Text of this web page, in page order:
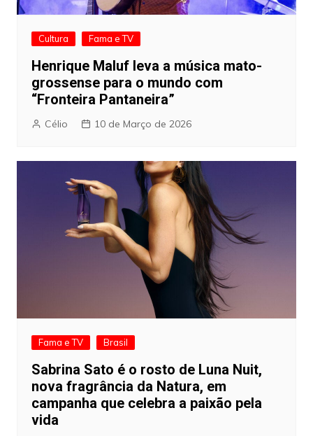
Cultura Fama e TV
Henrique Maluf leva a música mato-
grossense para o mundo com
“Fronteira Pantaneira”
Célio 10 de Março de 2026
Fama e TV Brasil
Sabrina Sato é o rosto de Luna Nuit,
nova fragrância da Natura, em
campanha que celebra a paixão pela
vida